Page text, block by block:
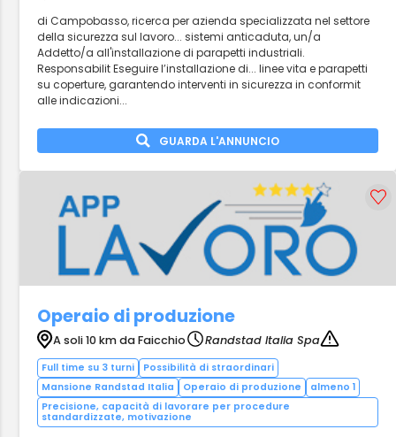
di Campobasso, ricerca per azienda specializzata nel settore
della sicurezza sul lavoro... sistemi anticaduta, un/a
Addetto/a all'installazione di parapetti industriali.
Responsabilit Eseguire l’installazione di... linee vita e parapetti
su coperture, garantendo interventi in sicurezza in conformit
alle indicazioni...
GUARDA L'ANNUNCIO
Operaio di produzione
A soli 10 km da Faicchio Randstad Italia Spa
Full time su 3 turni
Possibilità di straordinari
Mansione Randstad Italia
Operaio di produzione
almeno 1
Precisione, capacità di lavorare per procedure
standardizzate, motivazione